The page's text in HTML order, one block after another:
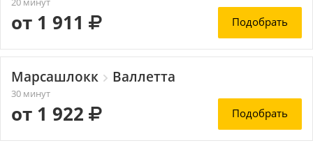
от 1 911 Подобрать
Марсашлокк Валлетта
30 минут
от 1 922 Подобрать